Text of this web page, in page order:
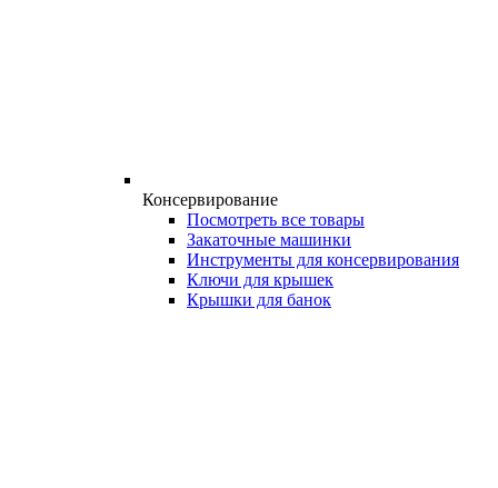
Консервирование
Посмотреть все товары
Закаточные машинки
Инструменты для консервирования
Ключи для крышек
Крышки для банок